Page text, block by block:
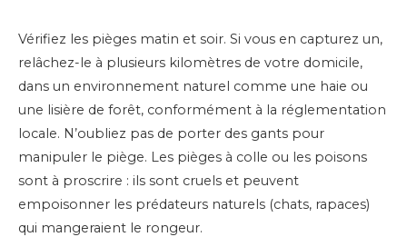
Vérifiez les pièges matin et soir. Si vous en capturez un,
relâchez-le à plusieurs kilomètres de votre domicile,
dans un environnement naturel comme une haie ou
une lisière de forêt, conformément à la réglementation
locale. N’oubliez pas de porter des gants pour
manipuler le piège. Les pièges à colle ou les poisons
sont à proscrire : ils sont cruels et peuvent
empoisonner les prédateurs naturels (chats, rapaces)
qui mangeraient le rongeur.